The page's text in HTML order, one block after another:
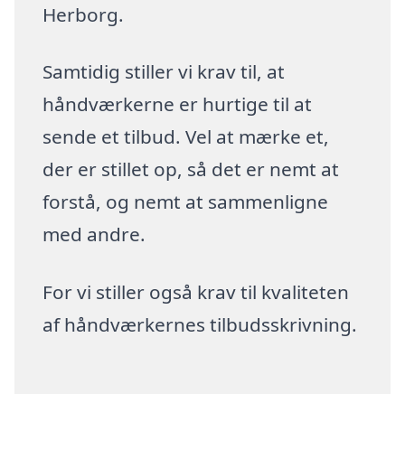
Herborg.
Samtidig stiller vi krav til, at
håndværkerne er hurtige til at
sende et tilbud. Vel at mærke et,
der er stillet op, så det er nemt at
forstå, og nemt at sammenligne
med andre.
For vi stiller også krav til kvaliteten
af håndværkernes tilbudsskrivning.